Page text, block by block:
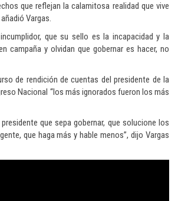
que reflejan la calamitosa realidad que vive
Vargas.
que su sello es la incapacidad y la
campaña y olvidan que gobernar es hacer, no
de rendición de cuentas del presidente de la
Nacional “los más ignorados fueron los más
que sepa gobernar, que solucione los
que haga más y hable menos”, dijo Vargas